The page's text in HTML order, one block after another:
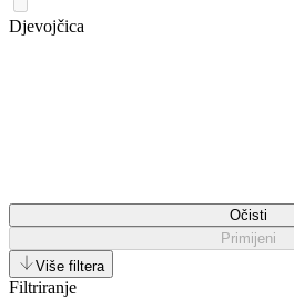
Djevojčica
Očisti
Primijeni
Više filtera
Filtriranje